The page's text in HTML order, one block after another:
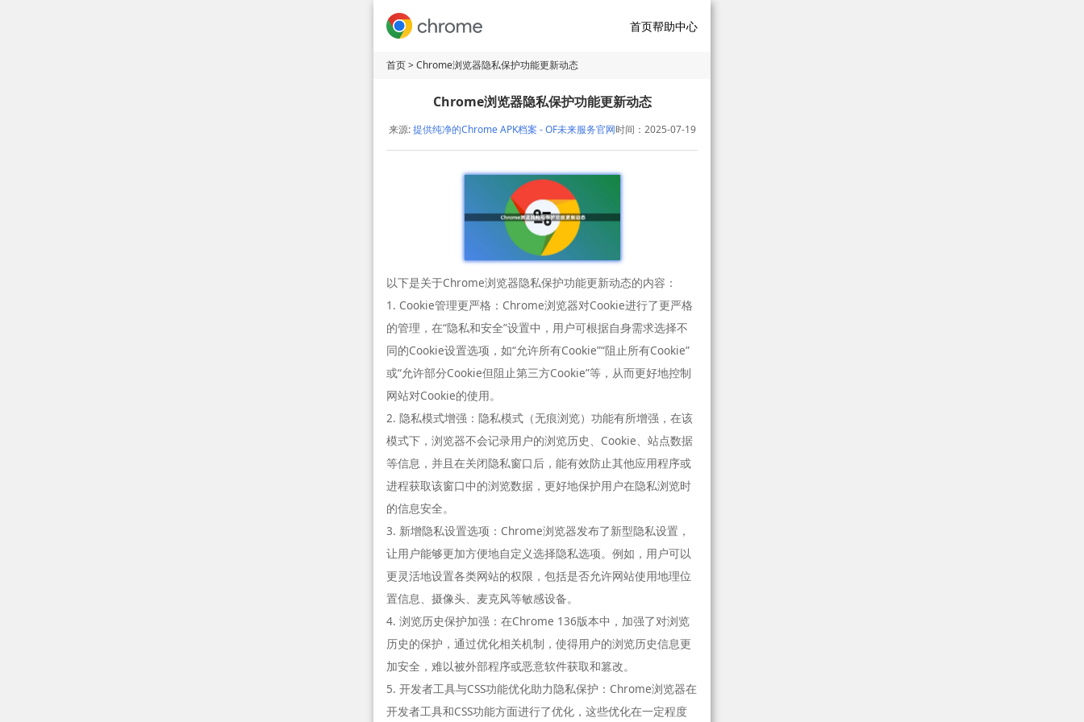
首页帮助中心
首页> Chrome浏览器隐私保护功能更新动态
Chrome浏览器隐私保护功能更新动态
来源:提供纯净的Chrome APK档案 - OF未来服务官网时间：2025-07-19
以下是关于Chrome浏览器隐私保护功能更新动态的内容：
1. Cookie管理更严格：Chrome浏览器对Cookie进行了更严格
的管理，在“隐私和安全”设置中，用户可根据自身需求选择不
同的Cookie设置选项，如“允许所有Cookie”“阻止所有Cookie”
或“允许部分Cookie但阻止第三方Cookie”等，从而更好地控制
网站对Cookie的使用。
2. 隐私模式增强：隐私模式（无痕浏览）功能有所增强，在该
模式下，浏览器不会记录用户的浏览历史、Cookie、站点数据
等信息，并且在关闭隐私窗口后，能有效防止其他应用程序或
进程获取该窗口中的浏览数据，更好地保护用户在隐私浏览时
的信息安全。
3. 新增隐私设置选项：Chrome浏览器发布了新型隐私设置，
让用户能够更加方便地自定义选择隐私选项。例如，用户可以
更灵活地设置各类网站的权限，包括是否允许网站使用地理位
置信息、摄像头、麦克风等敏感设备。
4. 浏览历史保护加强：在Chrome 136版本中，加强了对浏览
历史的保护，通过优化相关机制，使得用户的浏览历史信息更
加安全，难以被外部程序或恶意软件获取和篡改。
5. 开发者工具与CSS功能优化助力隐私保护：Chrome浏览器在
开发者工具和CSS功能方面进行了优化，这些优化在一定程度